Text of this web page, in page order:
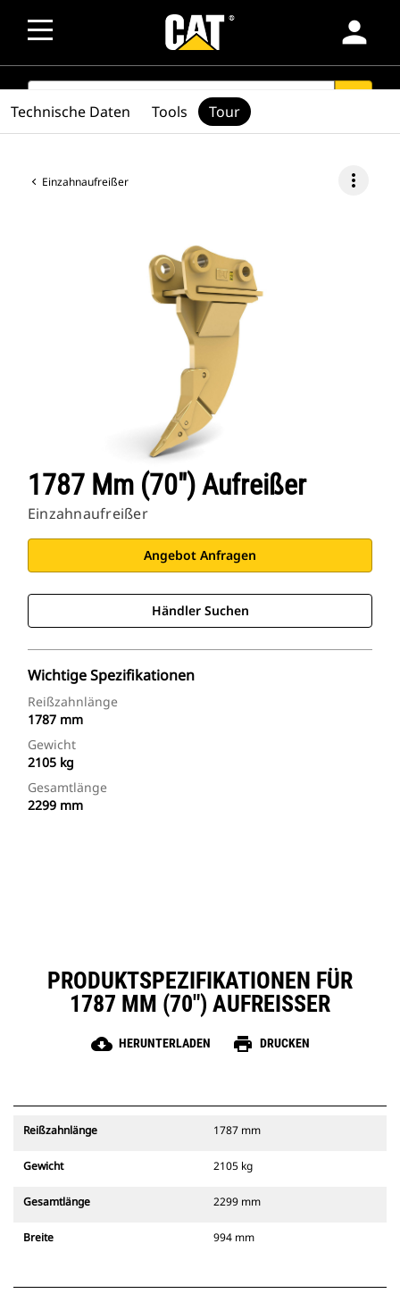
person
SEARCH
Einzahnaufreißer more_vert
1787 Mm (70") Aufreißer
Einzahnaufreißer
Angebot Anfragen
Händler Suchen
Wichtige Spezifikationen
Reißzahnlänge
1787 mm
Gewicht
2105 kg
Gesamtlänge
2299 mm
Technische Daten Tools Tour
PRODUKTSPEZIFIKATIONEN FÜR
1787 MM (70") AUFREISSER
cloud_download HERUNTERLADEN print DRUCKEN
Reißzahnlänge 1787 mm
Gewicht 2105 kg
Gesamtlänge 2299 mm
Breite 994 mm